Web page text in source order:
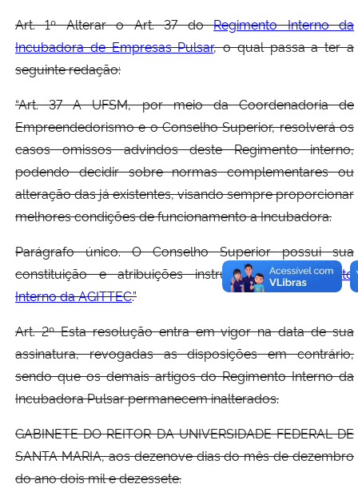
Art. 1º Alterar o Art. 37 doRegimento Interno da
Incubadora de Empresas Pulsar, o qual passa a ter a
seguinte redação:
“Art. 37 A UFSM, por meio da Coordenadoria de
Empreendedorismo e o Conselho Superior, resolverá os
casos omissos advindos deste Regimento interno,
podendo decidir sobre normas complementares ou
alteração das já existentes, visando sempre proporcionar
melhores condições de funcionamento a Incubadora.
Parágrafo único. O Conselho Superior possui sua
constituição e atribuições instruídas noRegimento
Interno da AGITTEC.”
Art. 2º Esta resolução entra em vigor na data de sua
assinatura, revogadas as disposições em contrário,
sendo que os demais artigos do Regimento Interno da
Incubadora Pulsar permanecem inalterados.
GABINETE DO REITOR DA UNIVERSIDADE FEDERAL DE
SANTA MARIA, aos dezenove dias do mês de dezembro
do ano dois mil e dezessete.